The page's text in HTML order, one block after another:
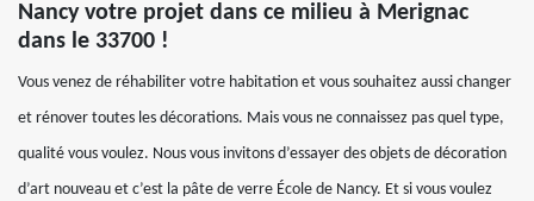
Nancy votre projet dans ce milieu à Merignac
dans le 33700 !
Vous venez de réhabiliter votre habitation et vous souhaitez aussi changer
et rénover toutes les décorations. Mais vous ne connaissez pas quel type,
qualité vous voulez. Nous vous invitons d’essayer des objets de décoration
d’art nouveau et c’est la pâte de verre École de Nancy. Et si vous voulez